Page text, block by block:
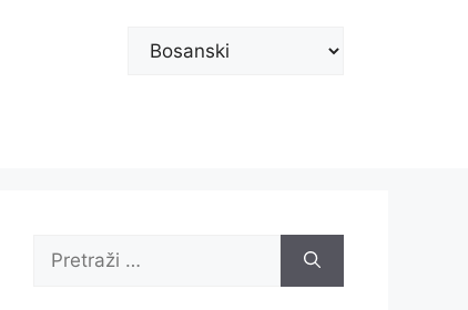
Odaberite
Pretraži: